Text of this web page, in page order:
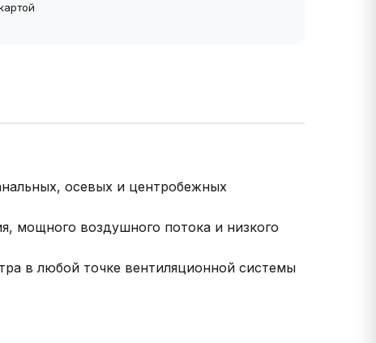
осевых и центробежных
мощного воздушного потока и низкого
в любой точке вентиляционной системы